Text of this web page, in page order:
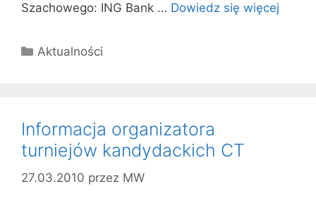
Szachowego: ING Bank … Dowiedz się więcej
Kategorie
Aktualności
Informacja organizatora
turniejów kandydackich CT
27.03.2010 przez MW